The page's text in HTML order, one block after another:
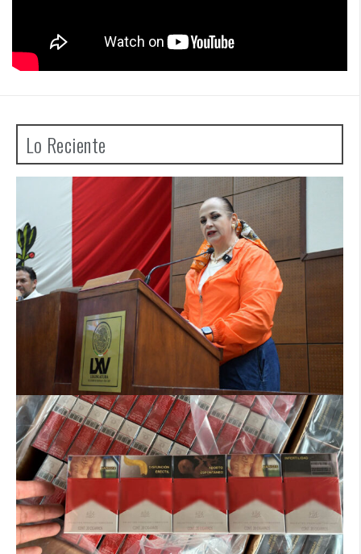
Lo Reciente